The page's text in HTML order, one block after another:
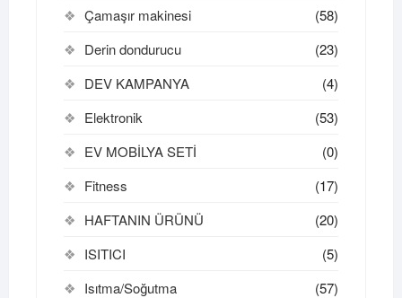
Çamaşır makinesi
(58)
Derin dondurucu
(23)
DEV KAMPANYA
(4)
Elektronik
(53)
EV MOBİLYA SETİ
(0)
Fitness
(17)
HAFTANIN ÜRÜNÜ
(20)
ISITICI
(5)
Isıtma/Soğutma
(57)